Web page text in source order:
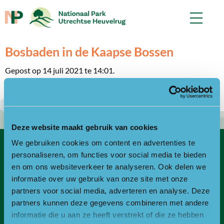
Deze website maakt gebruik van cookies
We gebruiken cookies om content en advertenties te
personaliseren, om functies voor social media te bieden
en om ons websiteverkeer te analyseren. Ook delen we
informatie over uw gebruik van onze site met onze
partners voor social media, adverteren en analyse. Deze
partners kunnen deze gegevens combineren met andere
informatie die u aan ze heeft verstrekt of die ze hebben
Bosbaden in de Kaapse Bossen
Gepost op 14 juli 2021 te 14:01.
Geschreven door
Contact
Bezoekadres
Bezoek- en postadres:
Landgoed Zonheuvel -Het Koetshuis
Amersfoortseweg 98